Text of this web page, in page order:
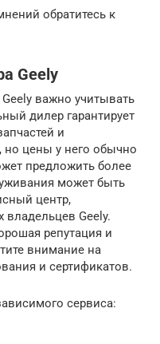
обратитесь к
Geely
важно учитывать
дилер гарантирует
и
цены у него обычно
предложить более
может быть
центр,
владельцев Geely.
репутация и
внимание на
и сертификатов.
сервиса: